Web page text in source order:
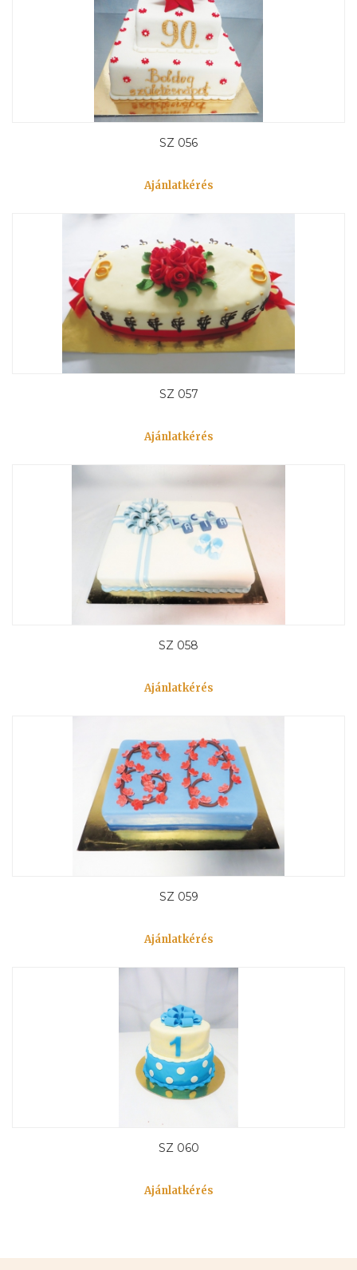
SZ 056
Ajánlatkérés
SZ 057
Ajánlatkérés
SZ 058
Ajánlatkérés
SZ 059
Ajánlatkérés
SZ 060
Ajánlatkérés